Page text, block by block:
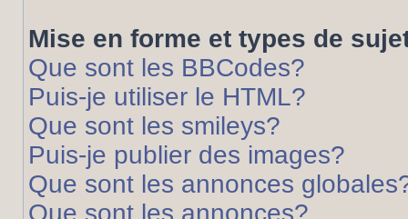
Mise en forme et types de
Que sont les BBCodes?
Puis-je utiliser le HTML?
Que sont les smileys?
Puis-je publier des images?
Que sont les annonces
Que sont les annonces?